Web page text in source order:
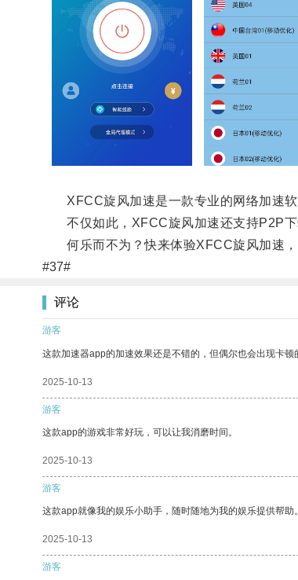
XFCC旋风加速是一款专业的网络加速软
不仅如此，XFCC旋风加速还支持P2P下
何乐而不为？快来体验XFCC旋风加速，
#37#
评论
游客
这款加速器app的加速效果还是不错的，但偶尔也会出现卡顿
2025-10-13
游客
这款app的游戏非常好玩，可以让我消磨时间。
2025-10-13
游客
这款app就像我的娱乐小助手，随时随地为我的娱乐提供帮助。
2025-10-13
游客